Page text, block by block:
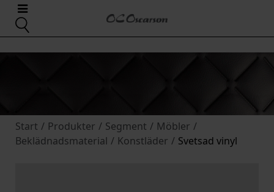
Start / Produkter / Segment / Möbler /
Beklädnadsmaterial / Konstläder / Svetsad vinyl